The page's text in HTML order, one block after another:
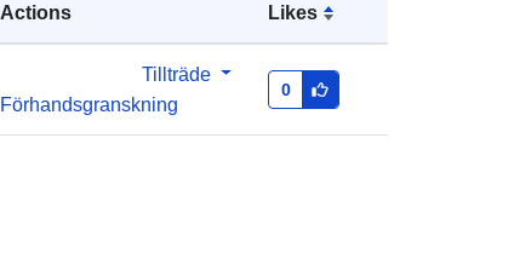
Actions Likes
Tillträde
Förhandsgranskning
0